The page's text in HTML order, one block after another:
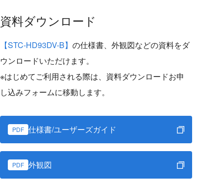
資料ダウンロード
【STC-HD93DV-B】 の仕様書、外観図などの資料をダ
ウンロードいただけます。
※はじめてご利用される際は、資料ダウンロードお申
し込みフォームに移動します。
PDF 仕様書/ユーザーズガイド
PDF 外観図